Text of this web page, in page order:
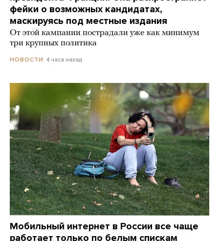
фейки о возможных кандидатах,
маскируясь под местные издания
От этой кампании пострадали уже как минимум
три крупных политика
НОВОСТИ 4 часа назад
Мобильный интернет в России все чаще
работает только по белым спискам